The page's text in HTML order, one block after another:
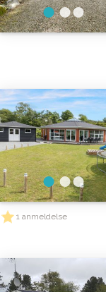
1 anmeldelse